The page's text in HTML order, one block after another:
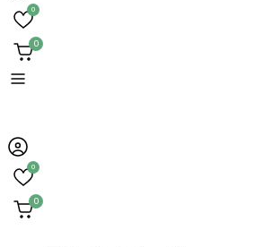
0
0
0
0